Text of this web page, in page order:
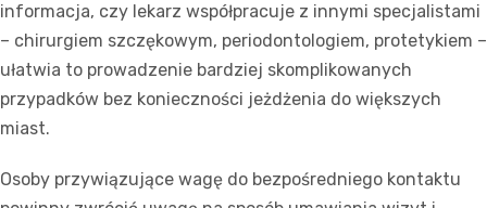
informacja, czy lekarz współpracuje z innymi specjalistami
– chirurgiem szczękowym, periodontologiem, protetykiem –
ułatwia to prowadzenie bardziej skomplikowanych
przypadków bez konieczności jeżdżenia do większych
miast.
Osoby przywiązujące wagę do bezpośredniego kontaktu